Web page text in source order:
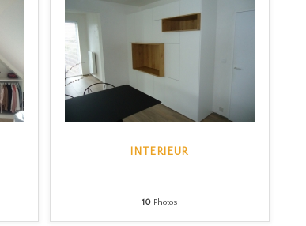
PG
Creations
INTERIEUR
10 Photos